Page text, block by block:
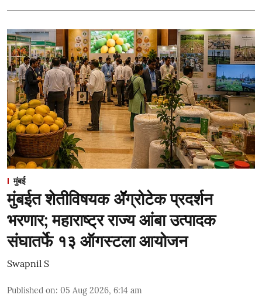
मुंबई
मुंबईत शेतीविषयक ॲॅग्रोटेक प्रदर्शन
भरणार; महाराष्ट्र राज्य आंबा उत्पादक
संघातर्फे १३ ऑगस्टला आयोजन
Swapnil S
Published on: 05 Aug 2026, 6:14 am